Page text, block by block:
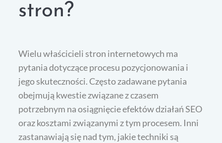
stron?
Wielu właścicieli stron internetowych ma
pytania dotyczące procesu pozycjonowania i
jego skuteczności. Często zadawane pytania
obejmują kwestie związane z czasem
potrzebnym na osiągnięcie efektów działań SEO
oraz kosztami związanymi z tym procesem. Inni
zastanawiają się nad tym, jakie techniki są